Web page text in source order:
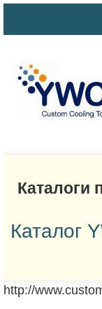
Каталоги
Каталог
http://